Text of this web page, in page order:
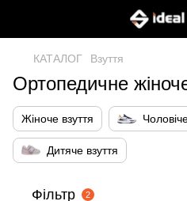
КАТАЛОГ Взуття
Ортопедичне
Жіноче взуття
Дитяче взуття
Фільтр 2